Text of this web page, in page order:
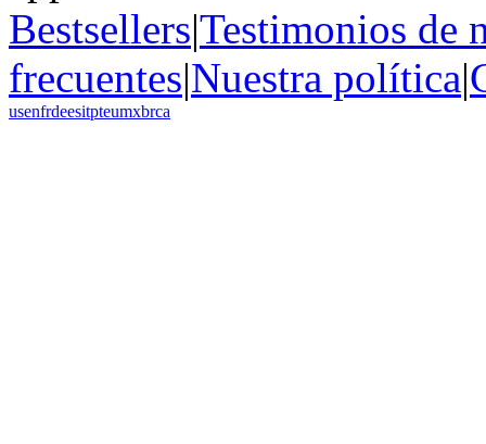
Bestsellers|Testimonios de
frecuentes|Nuestra política|
usenfrdeesitpteumxbrca